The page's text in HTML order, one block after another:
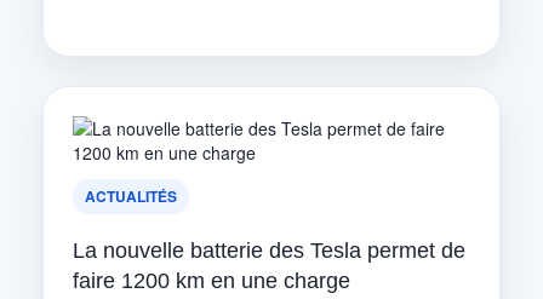
ACTUALITÉS
La nouvelle batterie des Tesla permet de
faire 1200 km en une charge